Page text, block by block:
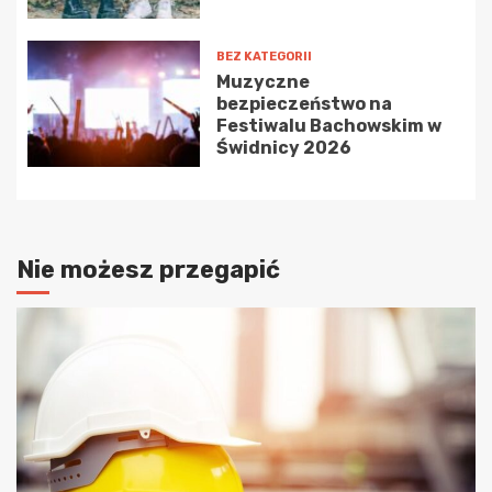
BEZ KATEGORII
Muzyczne
bezpieczeństwo na
Festiwalu Bachowskim w
Świdnicy 2026
Nie możesz przegapić